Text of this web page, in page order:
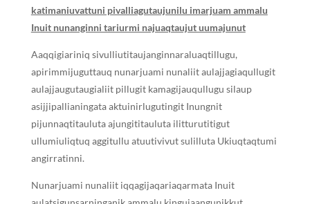
katimaniuvattuni pivalliagutaujunilu imarjuam ammalu
Inuit nunanginni tariurmi najuaqtaujut uumajunut
Aaqqigiariniq sivulliutitaujanginnaraluaqtillugu,
apirimmijuguttauq nunarjuami nunaliit aulajjagiaqullugit
aulajjaugutaugialiit pillugit kamagijauqullugu silaup
asijjipallianingata aktuinirlugutingit Inungnit
pijunnaqtitauluta ajungititauluta ilitturutitigut
ullumiuliqtuq aggitullu atuutivivut sulilluta Ukiuqtaqtumi
angirratinni.
Nunarjuami nunaliit iqqagijaqariaqarmata Inuit